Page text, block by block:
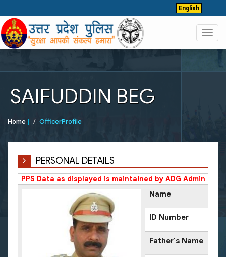
English
SAIFUDDIN BEG
Home | OfficerProfile
PERSONAL DETAILS
PPS Data as displayed is maintained by ADG Admin
Name
ID Number
Father's Name